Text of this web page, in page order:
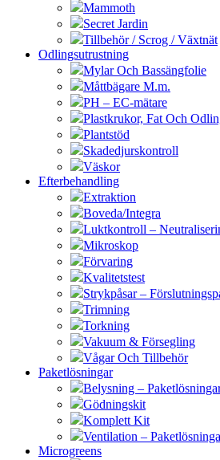
Mammoth
Secret Jardin
Tillbehör / Scrog / Växtnät
Odlingsutrustning
Mylar Och Bassängfolie
Måttbägare M.m.
PH – EC-mätare
Plastkrukor, Fat Och
Plantstöd
Skadedjurskontroll
Väskor
Efterbehandling
Extraktion
Boveda/Integra
Luktkontroll –
Mikroskop
Förvaring
Kvalitetstest
Strykpåsar –
Trimning
Torkning
Vakuum & Försegling
Vågar Och Tillbehör
Paketlösningar
Belysning –
Gödningskit
Komplett Kit
Ventilation –
Microgreens